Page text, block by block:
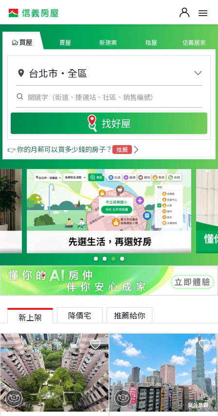
買屋 賣屋 新建案 租屋 信義居家
台北市 ・ 全區
找好屋
👉 你的月薪可以買多少錢的房子？ 推薦
新上架 降價宅 推薦給你